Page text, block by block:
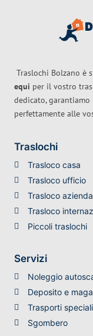
Traslochi Bolzano è
equi per il vostro
dedicato, garantiamo
perfettamente alle
Traslochi
Trasloco casa
Trasloco ufficio
Trasloco azienda
Trasloco
Piccoli traslochi
Servizi
Noleggio
Deposito e
Trasporti speciali
Sgombero